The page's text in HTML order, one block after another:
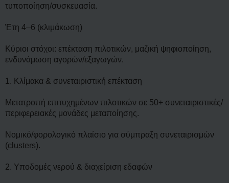
τυποποίηση/συσκευασία.
Έτη 4–6 (κλιμάκωση)
Κύριοι στόχοι: επέκταση πιλοτικών, μαζική ψηφιοποίηση,
ενδυνάμωση αγορών/εξαγωγών.
1. Κλίμακα & συνεταιριστική επέκταση
Μετατροπή επιτυχημένων πιλοτικών σε 50+ συνεταιριστικές/
περιφερειακές μονάδες μεταποίησης.
Νομικό/φορολογικό πλαίσιο για σύμπραξη συνεταιρισμών
(clusters).
2. Υποδομές νερού & διαχείριση εδαφών